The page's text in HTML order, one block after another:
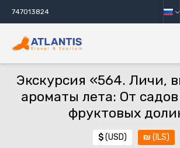
747013824
Экскурсия «564. Личи,
ароматы лета: От
фруктовых
$(USD) ₪ (ILS)